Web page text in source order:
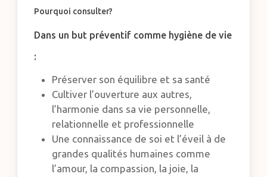
Pourquoi consulter?
Dans un but préventif comme hygiène de vie
:
Préserver son équilibre et sa santé
Cultiver l’ouverture aux autres,
l’harmonie dans sa vie personnelle,
relationnelle et professionnelle
Une connaissance de soi et l’éveil à de
grandes qualités humaines comme
l’amour, la compassion, la joie, la